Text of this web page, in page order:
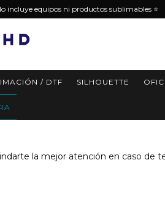
incluye equipos ni productos sublimables ⭐️
/ DTF SILHOUETTE
la mejor atención en caso de